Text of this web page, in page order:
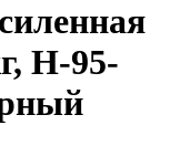
H-95-